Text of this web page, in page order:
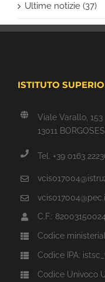
Ultime notizie (37)
ISTITUTO
Viale Varallo, 153
13011
Tel. +39 0163
C.F.: 82003150024
Codice
Codice IPA:
Codice Univoco